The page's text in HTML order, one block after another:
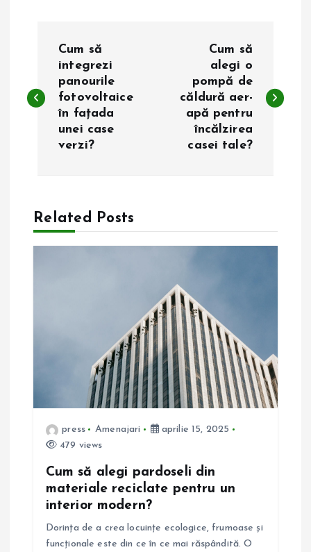
v
a
r
r
Cum să
integrezi
panourile
fotovoltaice
în fațada
unei case
verzi?
Cum să
alegi o
pompă de
căldură aer-
apă pentru
încălzirea
casei tale?
Related Posts
press Amenajari
aprilie 15, 2025
479 views
Cum să alegi pardoseli din
materiale reciclate pentru un
interior modern?
Dorința de a crea locuințe ecologice, frumoase și
funcționale este din ce în ce mai răspândită. O